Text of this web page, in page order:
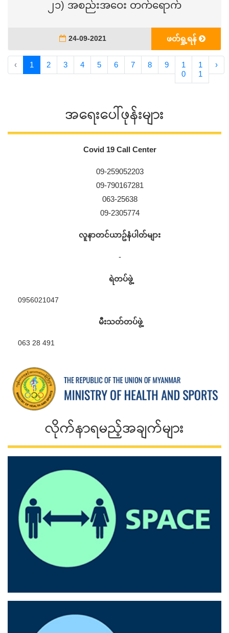
၂၁) အစည်းအဝေး တက်ရောက်
24-09-2021 ဖတ်ရှု့ရန်
‹ 1 2 3 4 5 6 7 8 9
1
0
1
1
›
အရေးပေါ်ဖုန်းများ
Covid 19 Call Center
09-259052203
09-790167281
063-25638
09-2305774
လူနာတင်ယာဥ်နံပါတ်များ
-
ရဲတပ်ဖွဲ့
0956021047
မီးသတ်တပ်ဖွဲ့
063 28 491
လိုက်နာရမည့်အချက်များ